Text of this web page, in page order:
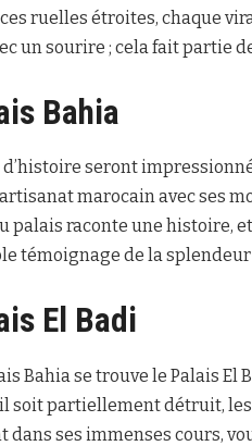
ruelles étroites, chaque
un sourire ; cela fait partie
Bahia
seront
marocain avec ses
palais raconte une histoire,
témoignage de la
El Badi
Bahia se trouve le Palais
soit partiellement détruit,
dans ses immenses cours,